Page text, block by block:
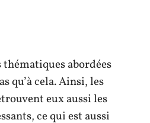
abordées
qu’à cela. Ainsi, les
eux aussi les
ce qui est aussi